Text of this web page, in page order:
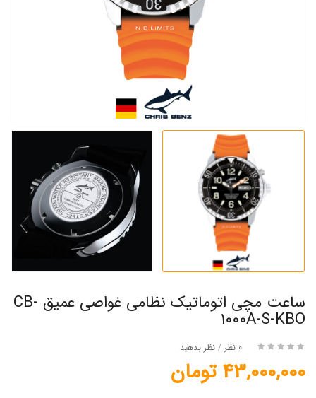
ساعت مچی اتوماتیک نظامی غواصی عمیق CB-
1000A-S-KBO
0 نظر / نظر بدهید
43,000,000 تومان